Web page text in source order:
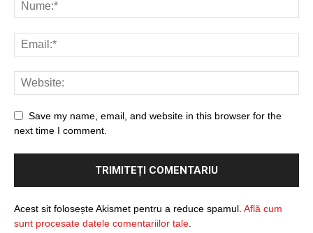
Save my name, email, and website in this browser for the
next time I comment.
Acest sit folosește Akismet pentru a reduce spamul. Află cum
sunt procesate datele comentariilor tale